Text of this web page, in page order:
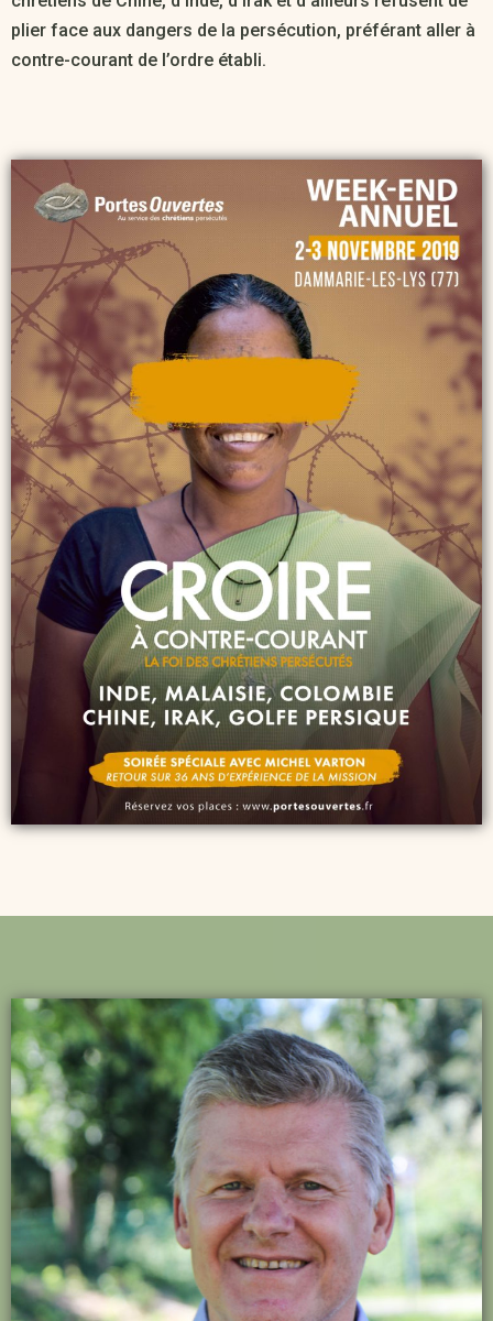
plier face aux dangers de la persécution, préférant aller à
contre-courant de l’ordre établi.